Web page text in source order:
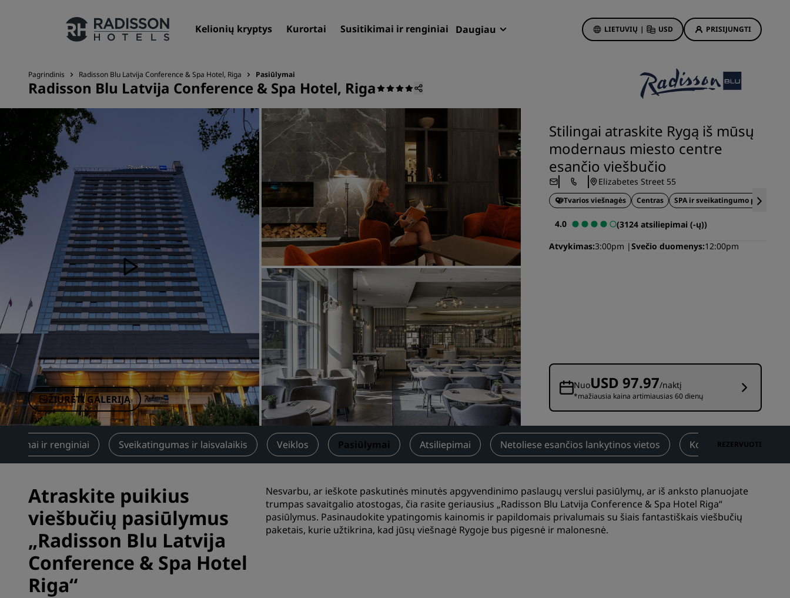
Kelionių kryptys Kurortai Susitikimai ir renginiai Daugiau LIETUVIŲ | USD PRISIJUNGTI
Mūsų prekių ženklai
„Radisson Hotels“ prekių ženklai
Susiję prekių ženklai Kinijoje
Raskite savo viešbutį
Kelionių tikslai
Aptarnaujami apartamentai
Oro uosto viešbučiai
Nauji ir būsimi viešbučiai
Susitikimai ir renginiai
Atraskite „Radisson Meetings“
Rezervuoti vietą susitikimui
Prašyti pasiūlymo
Renginių vietos
Sprendimai pramonei
Ieškoti skrydžių
Ieškoti skrydžių
Pietūs ir vakarienė
Search for a restaurant
Skaitmeninės paslaugos
Programėlė „Radisson Hotels“
Viešbučių pasiūlymai
Pirmo karto žavesys
Dienos pasiūlymai
Rezervuokite iš anksto
Žiūrėti mūsų paketus
Kelionių idėjos
Šeimoms pritaikyti viešbučiai
Apsilankykite mūsų tinklaraštyje
Radisson Rewards
Atraskite „Radisson Rewards“
Privilegijos
Kaip naudoti taškus
Bookers and Planners
Pagrindinis Radisson Blu Latvija Conference & Spa Hotel, Riga Pasiūlymai
Radisson Blu Latvija Conference & Spa Hotel, Riga
ŽIŪRĖTI GALERIJĄ
Stilingai atraskite Rygą iš mūsų
modernaus miesto centre
esančio viešbučio
Elizabetes Street 55
Tvarios viešnagės Centras SPA ir sveikatingumo paslaugos
4.0
(3124 atsiliepimai (-ų))
Atvykimas 3:00pm Svečio duomenys 12:00pm
NuoUSD 97.97/naktį
*mažiausia kaina artimiausias 60 dienų
ir renginiai Sveikatingumas ir laisvalaikis Veiklos Pasiūlymai Atsiliepimai Netoliese esančios lankytinos vietos KontaktinėREZERVUOTI
Atraskite puikius
viešbučių pasiūlymus
„Radisson Blu Latvija
Conference & Spa Hotel
Riga“
Nesvarbu, ar ieškote paskutinės minutės apgyvendinimo paslaugų verslui pasiūlymų, ar iš anksto planuojate
trumpas savaitgalio atostogas, čia rasite geriausius „Radisson Blu Latvija Conference & Spa Hotel Riga“
pasiūlymus. Pasinaudokite ypatingomis kainomis ir papildomais privalumais su šiais fantastiškais viešbučių
paketais, kurie užtikrina, kad jūsų viešnagė Rygoje bus pigesnė ir malonesnė.